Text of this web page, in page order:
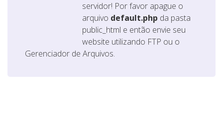
servidor! Por favor apague o
arquivo default.php da pasta
public_html e então envie seu
website utilizando FTP ou o
Gerenciador de Arquivos.